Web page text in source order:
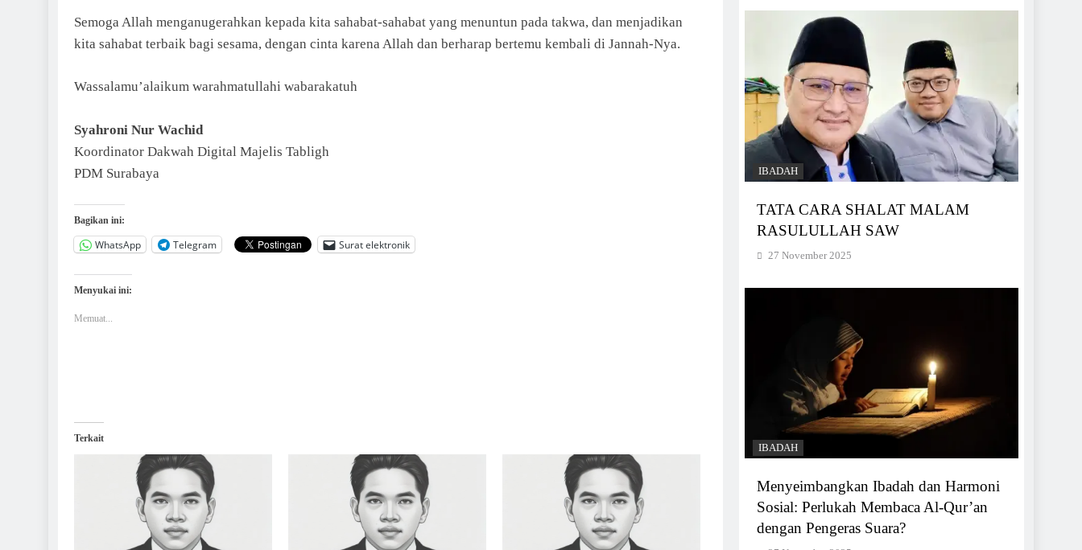
Semoga Allah menganugerahkan kepada kita sahabat-sahabat yang menuntun pada takwa, dan menjadikan
kita sahabat terbaik bagi sesama, dengan cinta karena Allah dan berharap bertemu kembali di Jannah-Nya.
Wassalamu’alaikum warahmatullahi wabarakatuh
Syahroni Nur Wachid
Koordinator Dakwah Digital Majelis Tabligh
PDM Surabaya
Bagikan ini:
WhatsApp Telegram Surat elektronik
Menyukai ini:
Memuat...
Terkait
IBADAH
TATA CARA SHALAT MALAM
RASULULLAH SAW
27 November 2025
IBADAH
Menyeimbangkan Ibadah dan Harmoni
Sosial: Perlukah Membaca Al-Qur’an
dengan Pengeras Suara?